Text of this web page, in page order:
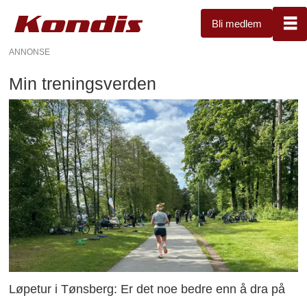
Bli medlem
ANNONSE
Min treningsverden
Løpetur i Tønsberg: Er det noe bedre enn å dra på